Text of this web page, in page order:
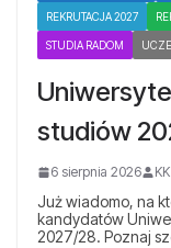
REKRUTACJA 2027
STUDIA RADOM
studiów
6 sierpnia 2026 KK
Już wiadomo, na
kandydatów
2027/28. Poznaj